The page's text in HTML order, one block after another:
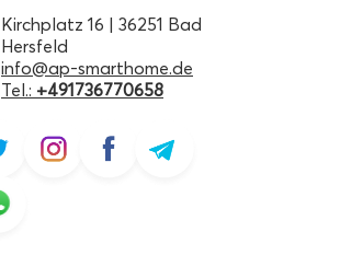
Kirchplatz 16 | 36251 Bad
Hersfeld
info@ap-smarthome.de
Tel.: +491736770658